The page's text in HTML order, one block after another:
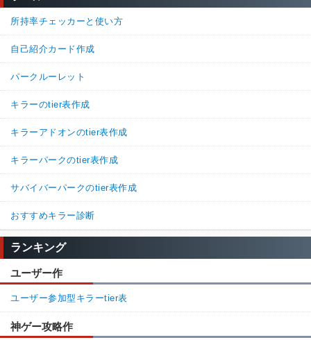
所持率チェッカーと使い方
自己紹介カード作成
パークルーレット
キラーのtier表作成
キラーアドオンのtier表作成
キラーパークのtier表作成
サバイバーパークのtier表作成
おすすめキラー診断
ランキング
ユーザー作
ユーザー参加型キラーtier表
神ゲー攻略作